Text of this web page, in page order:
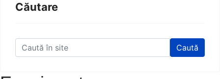
Căutare
Caută